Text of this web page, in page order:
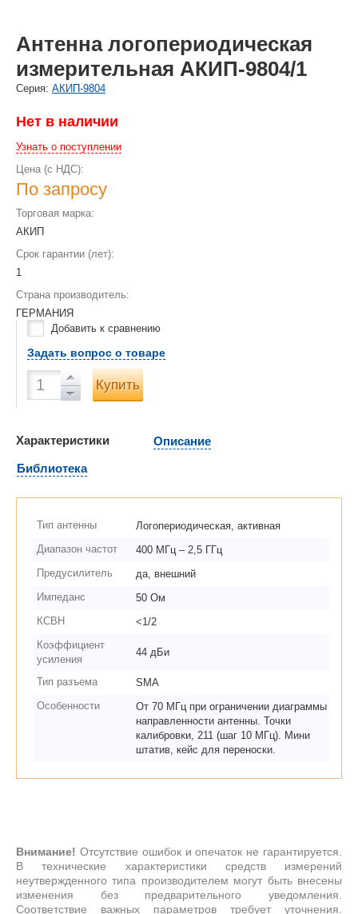
Антенна логопериодическая
измерительная АКИП-9804/1
Cерия: АКИП-9804
Нет в наличии
Узнать о поступлении
Цена (с НДС):
По запросу
Торговая марка:
АКИП
Срок гарантии (лет):
1
Страна производитель:
ГЕРМАНИЯ
Добавить к сравнению
Задать вопрос о товаре
Купить
Характеристики
Описание
Библиотека
Тип антенны
Логопериодическая, активная
Диапазон частот
400 МГц – 2,5 ГГц
Предусилитель
да, внешний
Импеданс
50 Ом
КСВН
<1/2
Коэффициент
усиления
44 дБи
Тип разъема
SMA
Особенности
От 70 МГц при ограничении диаграммы
направленности антенны. Точки
калибровки, 211 (шаг 10 МГц). Мини
штатив, кейс для переноски.
Внимание! Отсутствие ошибок и опечаток не гарантируется.
В технические характеристики средств измерений
неутвержденного типа производителем могут быть внесены
изменения без предварительного уведомления.
Соответствие важных параметров требует уточнения.